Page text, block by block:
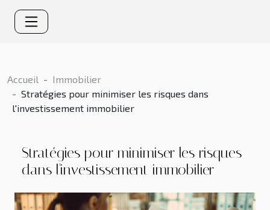
Accueil
Immobilier
Stratégies pour minimiser les risques dans
l'investissement immobilier
Stratégies pour minimiser les risques
dans l'investissement immobilier